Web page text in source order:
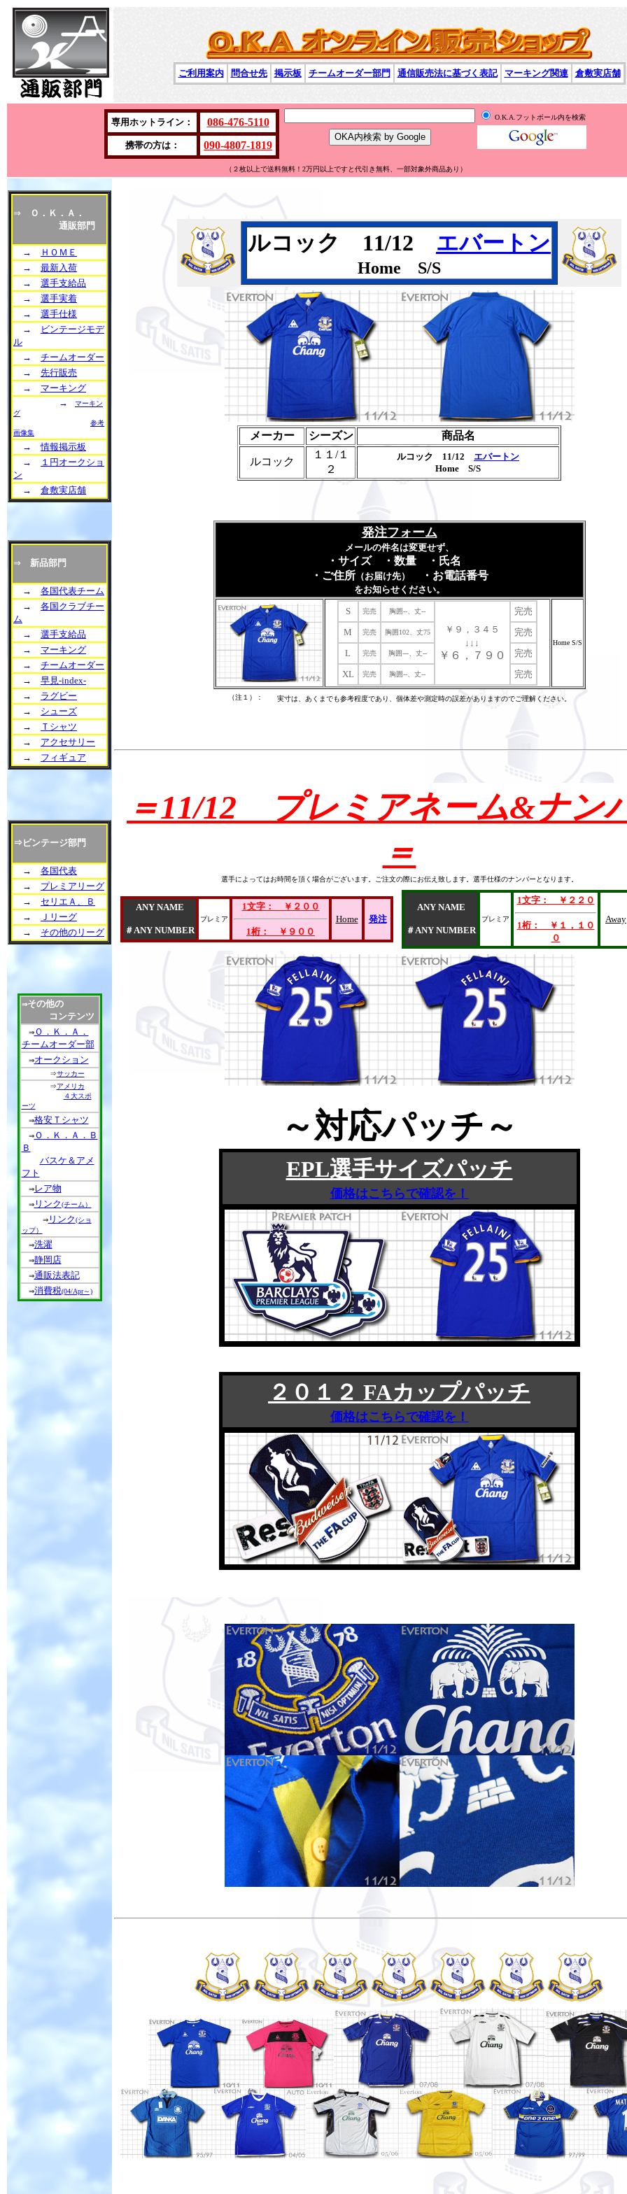
ご利用案内 問合せ先 掲示板 チームオーダー部門 通信販売法に基づく表記 マーキング関連 倉敷実店舗
専用ホットライン： 086-476-5110
携帯の方は： 090-4807-1819
O.K.A.フットボール内を検索
（２枚以上で送料無料！2万円以上ですと代引き無料、一部対象外商品あり）
⇒
Ｏ．Ｋ．Ａ．
通販部門
→
ＨＯＭＥ
→ 最新入荷
→ 選手支給品
→ 選手実着
→ 選手仕様
→
ビンテージモデ
ル
→ チームオーダー
→ 先行販売
→ マーキング
→
マーキン
グ
参考
画像集
→情報掲示板
→
１円オークショ
ン
→ 倉敷実店舗
⇒ 新品部門
→ 各国代表チーム
→ 各国クラブチー
ム
→ 選手支給品
→ マーキング
→ チームオーダー
→ 早見-index-
→ ラグビー
→ シューズ
→
Ｔシャツ
→ アクセサリー
→ フィギュア
⇒ビンテージ部門
→ 各国代表
→ プレミアリーグ
→ セリエＡ、Ｂ
→
Ｊリーグ
→ その他のリーグ
⇒その他の
コンテンツ
⇒Ｏ．Ｋ．Ａ．
チームオーダー部
⇒オークション
⇒サッカー
⇒アメリカ
４大スポ
ーツ
⇒格安Ｔシャツ
⇒Ｏ．Ｋ．Ａ．Ｂ
Ｂ
バスケ＆アメ
フト
⇒レア物
⇒リンク(チーム）
⇒リンク(ショ
ップ）
⇒洗濯
⇒静岡店
⇒通販法表記
⇒消費税(04/Apr～)
ルコック 11/12 エバートン
Home S/S
メーカー シーズン 商品名
ルコック
１１/１
２
ルコック 11/12 エバートン
Home S/S
発注フォーム
メールの件名は変更せず、
・サイズ ・数量 ・氏名
・ご住所（お届け先） ・お電話番号
をお知らせください。
S 完売 胸囲--、丈--
￥９，３４５
↓↓↓
￥６，７９０
完売
M
完売 胸囲102、丈75
完売
L
完売 胸囲---、丈--
完売
XL
完売 胸囲--、丈-- 完売
Home S/S
（注１）： 実寸は、あくまでも参考程度であり、個体差や測定時の誤差がありますのでご理解ください。
＝11/12 プレミアネーム&ナン
＝
選手によってはお時間を頂く場合がございます。ご注文の際にお伝え致します。選手仕様のナンバーとなります。
ANY NAME
＃ANY NUMBER
プレミア
1文字： ￥２００
1桁： ￥９００
Home 発注
ANY NAME
＃ANY NUMBER
プレミア
1文字： ￥２２０
1桁： ￥１，１０
０
Away
～対応パッチ～
EPL選手サイズパッチ
価格はこちらで確認を！
２０１２ FAカップパッチ
価格はこちらで確認を！